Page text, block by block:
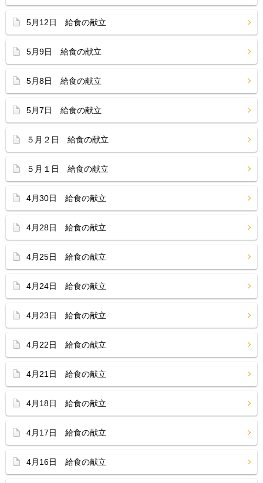
5月12日 給食の献立
5月9日 給食の献立
5月8日 給食の献立
5月7日 給食の献立
５月２日 給食の献立
５月１日 給食の献立
4月30日 給食の献立
4月28日 給食の献立
4月25日 給食の献立
4月24日 給食の献立
4月23日 給食の献立
4月22日 給食の献立
4月21日 給食の献立
4月18日 給食の献立
4月17日 給食の献立
4月16日 給食の献立